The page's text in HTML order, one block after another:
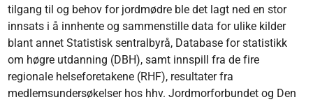
tilgang til og behov for jordmødre ble det lagt ned en stor
innsats i å innhente og sammenstille data for ulike kilder
blant annet Statistisk sentralbyrå, Database for statistikk
om høgre utdanning (DBH), samt innspill fra de fire
regionale helseforetakene (RHF), resultater fra
medlemsundersøkelser hos hhv. Jordmorforbundet og Den